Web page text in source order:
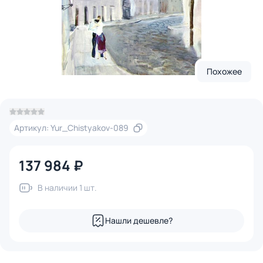
Похожее
Артикул: Yur_Chistyakov-089
137 984 ₽
В наличии 1 шт.
Нашли дешевле?